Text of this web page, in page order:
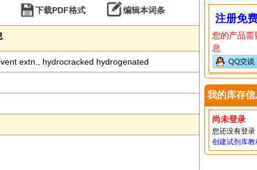
下载PDF格式 编辑本词条
extn., hydrocracked hydrogenated
注册免
您的产品需
息
我的库存信
尚未登录
您还没有登录
创建试剂库教